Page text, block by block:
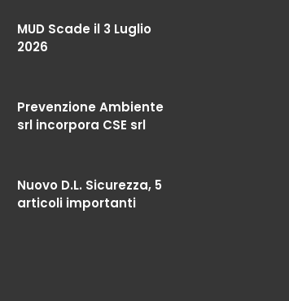
MUD Scade il 3 Luglio
2026
Prevenzione Ambiente
srl incorpora CSE srl
Nuovo D.L. Sicurezza, 5
articoli importanti